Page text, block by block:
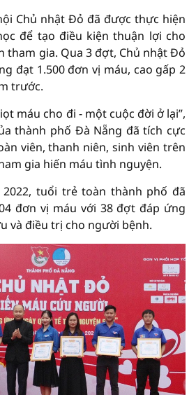
Chủ nhật Đỏ đã được thực hiện
để tạo điều kiện thuận lợi cho
tham gia. Qua 3 đợt, Chủ nhật Đỏ
đạt 1.500 đơn vị máu, cao gấp 2
trước.
máu cho đi - một cuộc đời ở lại”,
thành phố Đà Nẵng đã tích cực
viên, thanh niên, sinh viên trên
gia hiến máu tình nguyện.
tuổi trẻ toàn thành phố đã
đơn vị máu với 38 đợt đáp ứng
và điều trị cho người bệnh.